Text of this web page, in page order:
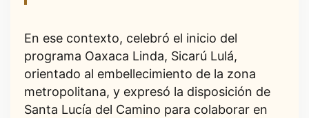
En ese contexto, celebró el inicio del
programa Oaxaca Linda, Sicarú Lulá,
orientado al embellecimiento de la zona
metropolitana, y expresó la disposición de
Santa Lucía del Camino para colaborar en